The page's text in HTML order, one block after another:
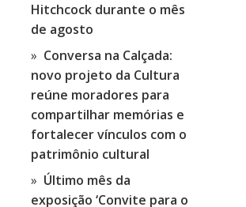
Hitchcock durante o mês
de agosto
Conversa na Calçada:
novo projeto da Cultura
reúne moradores para
compartilhar memórias e
fortalecer vínculos com o
patrimônio cultural
Último mês da
exposição ‘Convite para o